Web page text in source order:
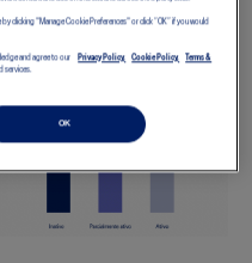
Mind por nível de
clicking "Manage Cookie Preferences" or click “OK” if you would
and agree to our Privacy Policy, Cookie Policy,
Terms &
services.
OK